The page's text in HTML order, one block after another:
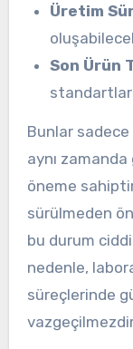
Üretim
Son Ürün
Bunlar
aynı
öneme
sürülmeden
bu durum
nedenle,
süreçlerinde